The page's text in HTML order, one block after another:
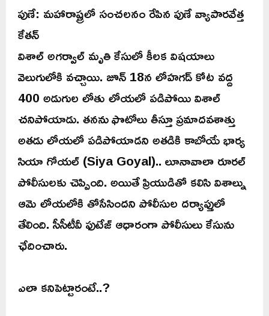
పుణే: మహారాష్ట్రలో సంచలనం రేపిన పుణే వ్యాపారవేత్త
కేతన్
విశాల్ అగర్వాల్ మృతి కేసులో కీలక విషయాలు
వెలుగులోకి వచ్చాయి. జూన్ 18న లోహగడ్ కోట వద్ద
400 అడుగుల లోతు లోయలో పడిపోయి విశాల్
చనిపోయాడు. తనను ఫొటోలు తీస్తూ ప్రమాదవశాత్తు
అతడు లోయలో పడిపోయాడని అతడికి కాబోయే భార్య
సియా గోయల్ (Siya Goyal).. లూనావాలా రూరల్
పోలీసులకు చెప్పింది. అయితే ప్రియుడితో కలిసి విశాల్ను
ఆమె లోయలోకి తోసేసిందని పోలీసుల దర్యాప్తులో
తేలింది. సీసీటీవీ ఫుటేజ్ ఆధారంగా పోలీసులు కేసును
ఛేదించారు.
ఎలా కనిపెట్టారంటే..?